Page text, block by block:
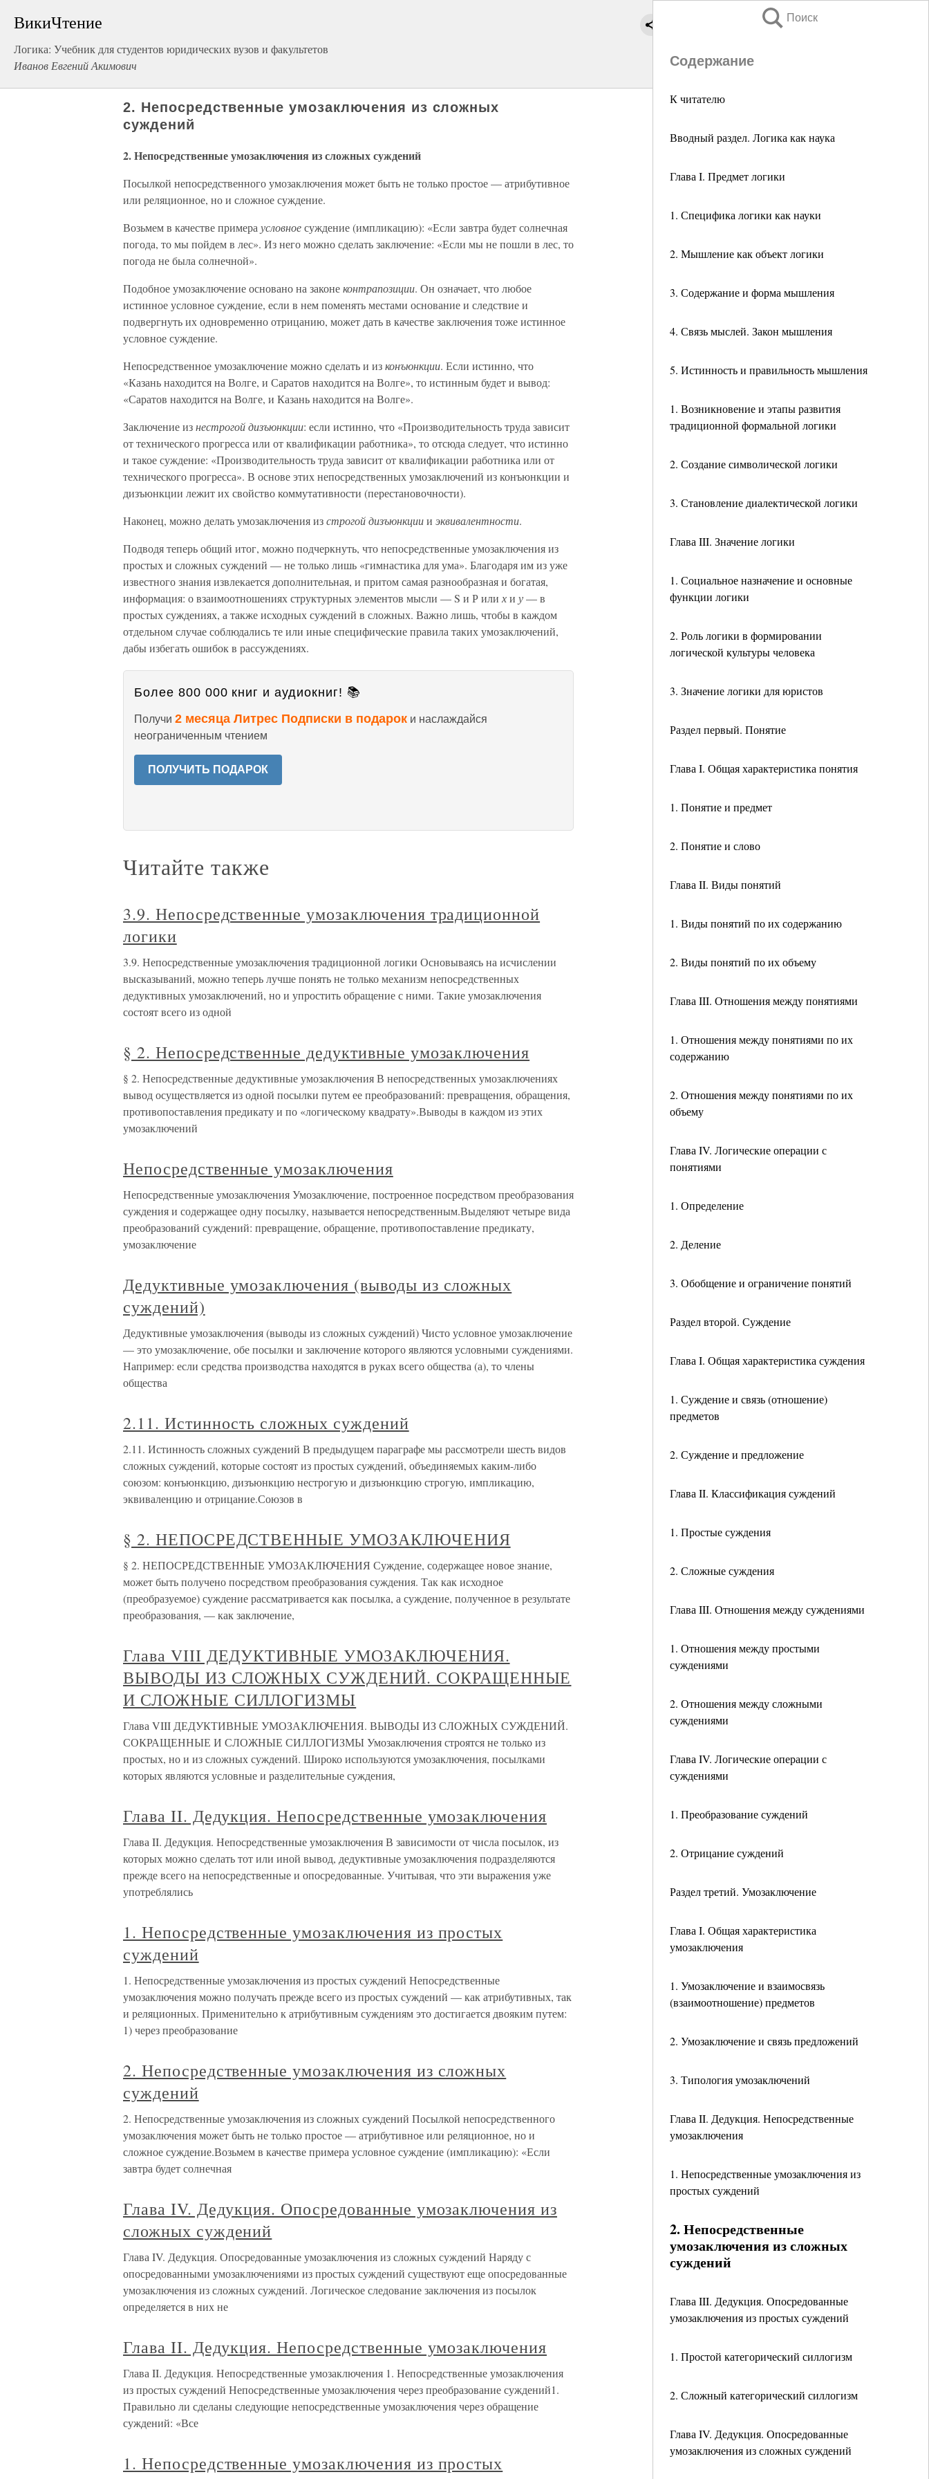
ВикиЧтение
Логика: Учебник для студентов юридических вузов и факультетов
Иванов Евгений Акимович
Поиск
Содержание
К читателю
Вводный раздел. Логика как наука
Глава I. Предмет логики
1. Специфика логики как науки
2. Мышление как объект логики
3. Содержание и форма мышления
4. Связь мыслей. Закон мышления
5. Истинность и правильность мышления
1. Возникновение и этапы развития
традиционной формальной логики
2. Создание символической логики
3. Становление диалектической логики
Глава III. Значение логики
1. Социальное назначение и основные
функции логики
2. Роль логики в формировании
логической культуры человека
3. Значение логики для юристов
Раздел первый. Понятие
Глава I. Общая характеристика понятия
1. Понятие и предмет
2. Понятие и слово
Глава II. Виды понятий
1. Виды понятий по их содержанию
2. Виды понятий по их объему
Глава III. Отношения между понятиями
1. Отношения между понятиями по их
содержанию
2. Отношения между понятиями по их
объему
Глава IV. Логические операции с
понятиями
1. Определение
2. Деление
3. Обобщение и ограничение понятий
Раздел второй. Суждение
Глава I. Общая характеристика суждения
1. Суждение и связь (отношение)
предметов
2. Суждение и предложение
Глава II. Классификация суждений
1. Простые суждения
2. Сложные суждения
Глава III. Отношения между суждениями
1. Отношения между простыми
суждениями
2. Отношения между сложными
суждениями
Глава IV. Логические операции с
суждениями
1. Преобразование суждений
2. Отрицание суждений
Раздел третий. Умозаключение
Глава I. Общая характеристика
умозаключения
1. Умозаключение и взаимосвязь
(взаимоотношение) предметов
2. Умозаключение и связь предложений
3. Типология умозаключений
Глава II. Дедукция. Непосредственные
умозаключения
1. Непосредственные умозаключения из
простых суждений
2. Непосредственные
умозаключения из сложных
суждений
Глава III. Дедукция. Опосредованные
умозаключения из простых суждений
1. Простой категорический силлогизм
2. Сложный категорический силлогизм
Глава IV. Дедукция. Опосредованные
умозаключения из сложных суждений
2. Непосредственные умозаключения из сложных
суждений
2. Непосредственные умозаключения из сложных суждений
Посылкой непосредственного умозаключения может быть не только простое — атрибутивное
или реляционное, но и сложное суждение.
Возьмем в качестве примера условноесуждение (импликацию): «Если завтра будет солнечная
погода, то мы пойдем в лес». Из него можно сделать заключение: «Если мы не пошли в лес, то
погода не была солнечной».
Подобное умозаключение основано на законеконтрапозиции. Он означает, что любое
истинное условное суждение, если в нем поменять местами основание и следствие и
подвергнуть их одновременно отрицанию, может дать в качестве заключения тоже истинное
условное суждение.
Непосредственное умозаключение можно сделать и изконъюнкции. Если истинно, что
«Казань находится на Волге, и Саратов находится на Волге», то истинным будет и вывод:
«Саратов находится на Волге, и Казань находится на Волге».
Заключение изнестрогой дизъюнкции: если истинно, что «Производительность труда зависит
от технического прогресса или от квалификации работника», то отсюда следует, что истинно
и такое суждение: «Производительность труда зависит от квалификации работника или от
технического прогресса». В основе этих непосредственных умозаключений из конъюнкции и
дизъюнкции лежит их свойство коммутативности (перестановочности).
Наконец, можно делать умозаключения изстрогой дизъюнкциии эквивалентности.
Подводя теперь общий итог, можно подчеркнуть, что непосредственные умозаключения из
простых и сложных суждений — не только лишь «гимнастика для ума». Благодаря им из уже
известного знания извлекается дополнительная, и притом самая разнообразная и богатая,
информация: о взаимоотношениях структурных элементов мысли — S и Р или хи у— в
простых суждениях, а также исходных суждений в сложных. Важно лишь, чтобы в каждом
отдельном случае соблюдались те или иные специфические правила таких умозаключений,
дабы избегать ошибок в рассуждениях.
Более 800 000 книг и аудиокниг! 📚
Получи 2 месяца Литрес Подписки в подарок и наслаждайся
неограниченным чтением
ПОЛУЧИТЬ ПОДАРОК
Читайте также
3.9. Непосредственные умозаключения традиционной
логики
3.9. Непосредственные умозаключения традиционной логики Основываясь на исчислении
высказываний, можно теперь лучше понять не только механизм непосредственных
дедуктивных умозаключений, но и упростить обращение с ними. Такие умозаключения
состоят всего из одной
§ 2. Непосредственные дедуктивные умозаключения
§ 2. Непосредственные дедуктивные умозаключения В непосредственных умозаключениях
вывод осуществляется из одной посылки путем ее преобразований: превращения, обращения,
противопоставления предикату и по «логическому квадрату».Выводы в каждом из этих
умозаключений
Непосредственные умозаключения
Непосредственные умозаключения Умозаключение, построенное посредством преобразования
суждения и содержащее одну посылку, называется непосредственным.Выделяют четыре вида
преобразований суждений: превращение, обращение, противопоставление предикату,
умозаключение
Дедуктивные умозаключения (выводы из сложных
суждений)
Дедуктивные умозаключения (выводы из сложных суждений) Чисто условное умозаключение
— это умозаключение, обе посылки и заключение которого являются условными суждениями.
Например: если средства производства находятся в руках всего общества (а), то члены
общества
2.11. Истинность сложных суждений
2.11. Истинность сложных суждений В предыдущем параграфе мы рассмотрели шесть видов
сложных суждений, которые состоят из простых суждений, объединяемых каким-либо
союзом: конъюнкцию, дизъюнкцию нестрогую и дизъюнкцию строгую, импликацию,
эквиваленцию и отрицание.Союзов в
§ 2. НЕПОСРЕДСТВЕННЫЕ УМОЗАКЛЮЧЕНИЯ
§ 2. НЕПОСРЕДСТВЕННЫЕ УМОЗАКЛЮЧЕНИЯ Суждение, содержащее новое знание,
может быть получено посредством преобразования суждения. Так как исходное
(преобразуемое) суждение рассматривается как посылка, а суждение, полученное в результате
преобразования, — как заключение,
Глава VIII ДЕДУКТИВНЫЕ УМОЗАКЛЮЧЕНИЯ.
ВЫВОДЫ ИЗ СЛОЖНЫХ СУЖДЕНИЙ. СОКРАЩЕННЫЕ
И СЛОЖНЫЕ СИЛЛОГИЗМЫ
Глава VIII ДЕДУКТИВНЫЕ УМОЗАКЛЮЧЕНИЯ. ВЫВОДЫ ИЗ СЛОЖНЫХ СУЖДЕНИЙ.
СОКРАЩЕННЫЕ И СЛОЖНЫЕ СИЛЛОГИЗМЫ Умозаключения строятся не только из
простых, но и из сложных суждений. Широко используются умозаключения, посылками
которых являются условные и разделительные суждения,
Глава II. Дедукция. Непосредственные умозаключения
Глава II. Дедукция. Непосредственные умозаключения В зависимости от числа посылок, из
которых можно сделать тот или иной вывод, дедуктивные умозаключения подразделяются
прежде всего на непосредственные и опосредованные. Учитывая, что эти выражения уже
употреблялись
1. Непосредственные умозаключения из простых
суждений
1. Непосредственные умозаключения из простых суждений Непосредственные
умозаключения можно получать прежде всего из простых суждений — как атрибутивных, так
и реляционных. Применительно к атрибутивным суждениям это достигается двояким путем:
1) через преобразование
2. Непосредственные умозаключения из сложных
суждений
2. Непосредственные умозаключения из сложных суждений Посылкой непосредственного
умозаключения может быть не только простое — атрибутивное или реляционное, но и
сложное суждение.Возьмем в качестве примера условное суждение (импликацию): «Если
завтра будет солнечная
Глава IV. Дедукция. Опосредованные умозаключения из
сложных суждений
Глава IV. Дедукция. Опосредованные умозаключения из сложных суждений Наряду с
опосредованными умозаключениями из простых суждений существуют еще опосредованные
умозаключения из сложных суждений. Логическое следование заключения из посылок
определяется в них не
Глава II. Дедукция. Непосредственные умозаключения
Глава II. Дедукция. Непосредственные умозаключения 1. Непосредственные умозаключения
из простых суждений Непосредственные умозаключения через преобразование суждений1.
Правильно ли сделаны следующие непосредственные умозаключения через обращение
суждений: «Все
1. Непосредственные умозаключения из простых